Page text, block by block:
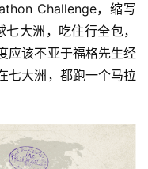
Challenge，缩写
大洲，吃住行全包，
应该不亚于福格先生经
七大洲，都跑一个马拉